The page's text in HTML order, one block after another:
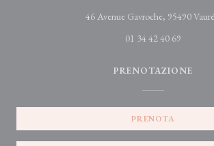
46 Avenue Gavroche, 95490
01 34 42 40 69
PRENOTAZIONE
PRENOTA